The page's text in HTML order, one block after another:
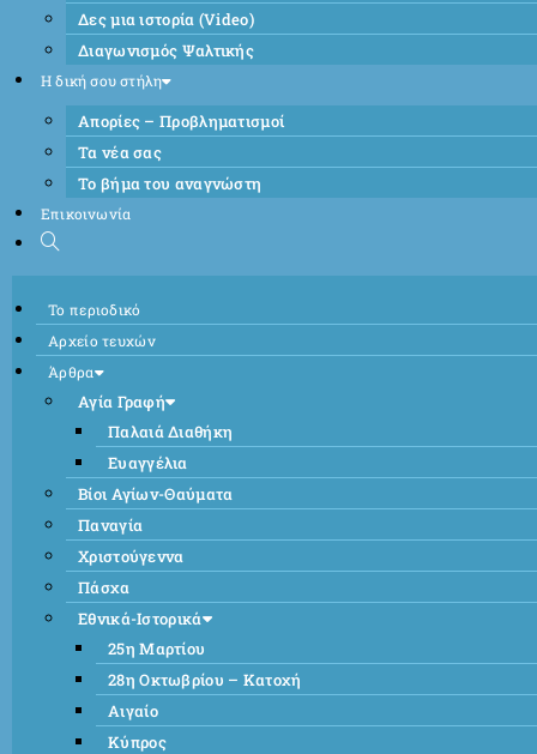
Δες μια ιστορία (Video)
Διαγωνισμός Ψαλτικής
Η δική σου στήλη
Απορίες – Προβληματισμοί
Τα νέα σας
Το βήμα του αναγνώστη
Επικοινωνία
Το περιοδικό
Αρχείο τευχών
Άρθρα
Αγία Γραφή
Παλαιά Διαθήκη
Ευαγγέλια
Βίοι Αγίων-Θαύματα
Παναγία
Χριστούγεννα
Πάσχα
Εθνικά-Ιστορικά
25η Μαρτίου
28η Οκτωβρίου – Κατοχή
Αιγαίο
Κύπρος